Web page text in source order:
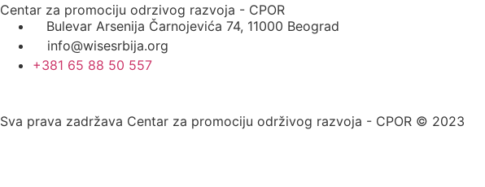
Centar za promociju odrzivog razvoja - CPOR
Bulevar Arsenija Čarnojevića 74, 11000 Beograd
info@wisesrbija.org
+381 65 88 50 557
Sva prava zadržava Centar za promociju održivog razvoja - CPOR © 2023